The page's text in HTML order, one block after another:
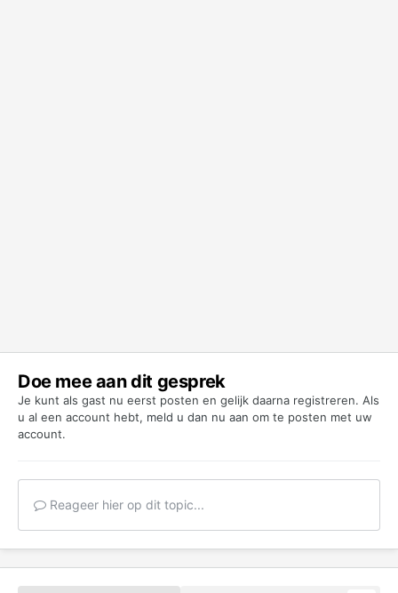
Doe mee aan dit gesprek
Je kunt als gast nu eerst posten en gelijk daarna registreren. Als
u al een account hebt, meld u dan nu aan om te posten met uw
account.
Reageer hier op dit topic...